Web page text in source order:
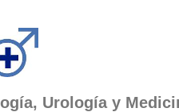
Urología y